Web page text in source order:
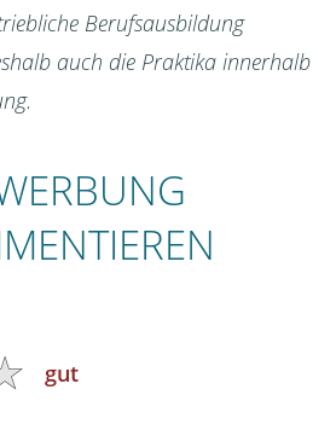
Berufsausbildung
auch die Praktika innerhalb
gut